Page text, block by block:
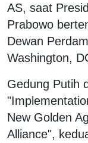
AS, saat
Prabowo
Dewan
Washington,
Gedung Putih
New Golden
Alliance",